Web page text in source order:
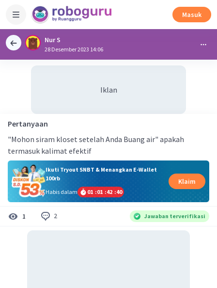
Masuk
Nur S
28 Desember 2023 14:06
Iklan
Pertanyaan
"Mohon siram kloset setelah Anda Buang air" apakah
termasuk kalimat efektif
Ikuti Tryout SNBT & Menangkan E-Wallet
100rb
Habis dalam
01 :01 :42 :40
Klaim
1 2 Jawaban terverifikasi